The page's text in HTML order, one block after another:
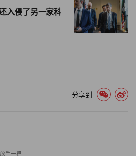
金成本。如果美联储将利率从当前的
移，所有基于远期现金流折现的AI估
克希尔某种程度上的“双向奔赴”，仍
效应——CPO、PCB、存储、MLCC
寒武纪、海光、中芯国际为代表的
入侵了另一家科
分享到
手一搏